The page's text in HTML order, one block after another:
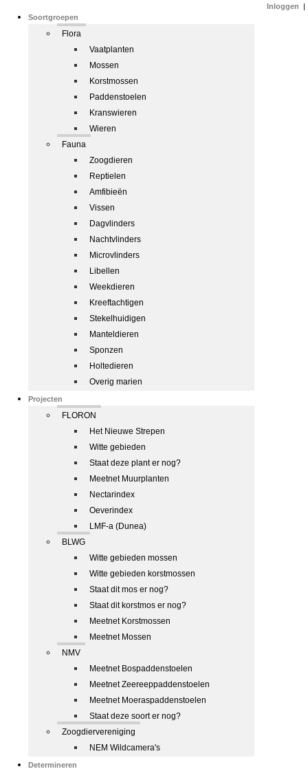
Soortgroepen
Flora
Vaatplanten
Mossen
Korstmossen
Paddenstoelen
Kranswieren
Wieren
Fauna
Zoogdieren
Reptielen
Amfibieën
Vissen
Dagvlinders
Nachtvlinders
Microvlinders
Libellen
Weekdieren
Kreeftachtigen
Stekelhuidigen
Manteldieren
Sponzen
Holtedieren
Overig marien
Projecten
FLORON
Het Nieuwe Strepen
Witte gebieden
Staat deze plant er nog?
Meetnet Muurplanten
Nectarindex
Oeverindex
LMF-a (Dunea)
BLWG
Witte gebieden mossen
Witte gebieden korstmossen
Staat dit mos er nog?
Staat dit korstmos er nog?
Meetnet Korstmossen
Meetnet Mossen
NMV
Meetnet Bospaddenstoelen
Meetnet Zeereeppaddenstoelen
Meetnet Moeraspaddenstoelen
Staat deze soort er nog?
Zoogdiervereniging
NEM Wildcamera's
Determineren
Inloggen |